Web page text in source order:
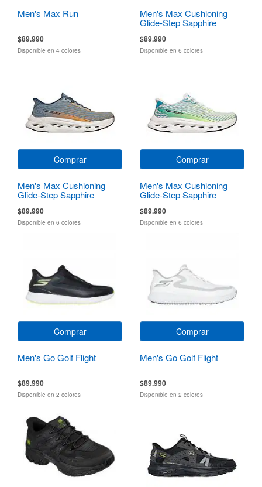
Men's Max Run
$89.990
Disponible en 4 colores
Men's Max Cushioning
Glide-Step Sapphire
$89.990
Disponible en 6 colores
Comprar
Men's Max Cushioning
Glide-Step Sapphire
$89.990
Disponible en 6 colores
Comprar
Men's Max Cushioning
Glide-Step Sapphire
$89.990
Disponible en 6 colores
Comprar
Men's Go Golf Flight
$89.990
Disponible en 2 colores
Comprar
Men's Go Golf Flight
$89.990
Disponible en 2 colores